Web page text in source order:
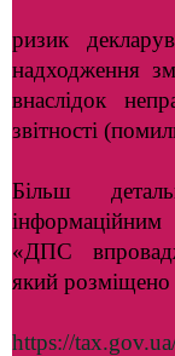
ризик
надходження
внаслідок
звітності
Більш
«ДПС
який
https://